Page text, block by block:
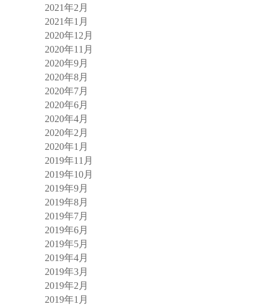
2021年2月
2021年1月
2020年12月
2020年11月
2020年9月
2020年8月
2020年7月
2020年6月
2020年4月
2020年2月
2020年1月
2019年11月
2019年10月
2019年9月
2019年8月
2019年7月
2019年6月
2019年5月
2019年4月
2019年3月
2019年2月
2019年1月